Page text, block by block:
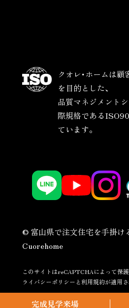
完成見学来場
クオレ･ホームは顧
を目的とした、
品質マネジメント
際規格である
ています。
© 富山県で注文住宅を手掛け
Cuorehome
このサイトはreCAPTCHAによって保
ライバシーポリシー と利用規約が適用さ